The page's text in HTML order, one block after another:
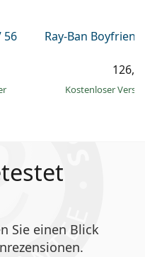
56 Ray-Ban
Kostenloser
Sie einen Blick